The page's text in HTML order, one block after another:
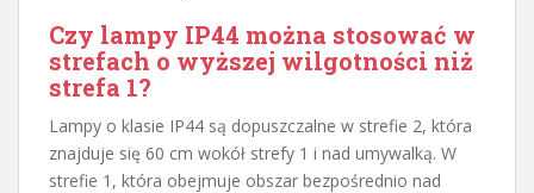
Czy lampy IP44 można stosować w
strefach o wyższej wilgotności niż
strefa 1?
Lampy o klasie IP44 są dopuszczalne w strefie 2, która
znajduje się 60 cm wokół strefy 1 i nad umywalką. W
strefie 1, która obejmuje obszar bezpośrednio nad